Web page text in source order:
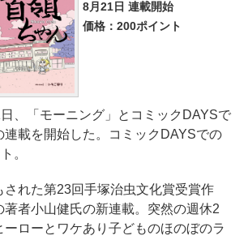
8月21日 連載開始
価格：200ポイント
、「モーニング」とコミックDAYSで
連載を開始した。コミックDAYSでの
。
れた第23回手塚治虫文化賞受賞作
著者小山健氏の新連載。突然の週休2
ーローとワケあり子どものほのぼのラ